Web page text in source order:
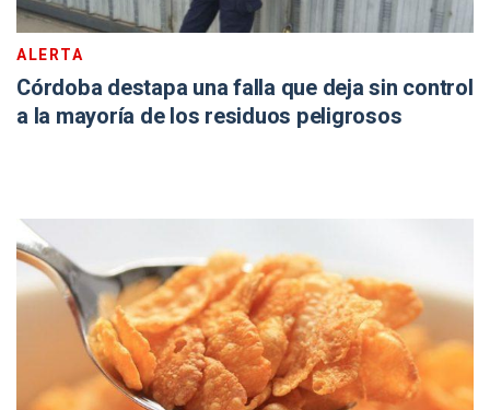
ALERTA
Córdoba destapa una falla que deja sin control
a la mayoría de los residuos peligrosos